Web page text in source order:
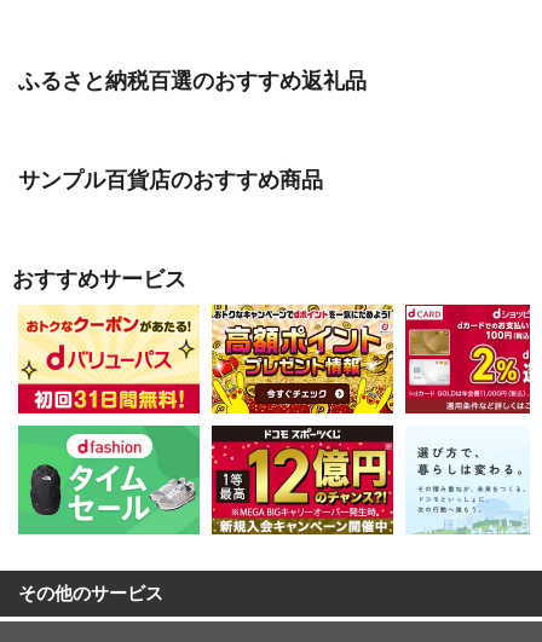
ふるさと納税百選のおすすめ返礼品
サンプル百貨店のおすすめ商品
おすすめサービス
その他のサービス